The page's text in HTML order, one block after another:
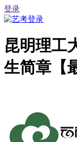
登录
昆明理工
生简章【